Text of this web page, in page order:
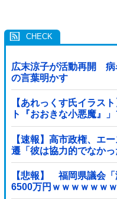
広末涼子が活動再開 病
の言葉明かす
【あれっくす氏イラス
ト『おおきな小悪魔』
【速報】高市政権、エ
遷「彼は協力的でなか
ことが判明
【悲報】 福岡県議会「海外
6500万円ｗｗｗｗｗｗ